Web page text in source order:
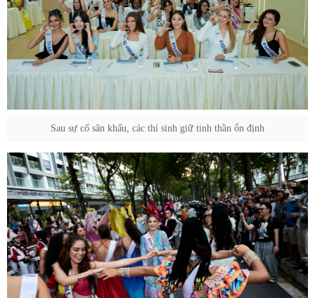
Sau sự cố sân khấu, các thí sinh giữ tinh thần ổn định